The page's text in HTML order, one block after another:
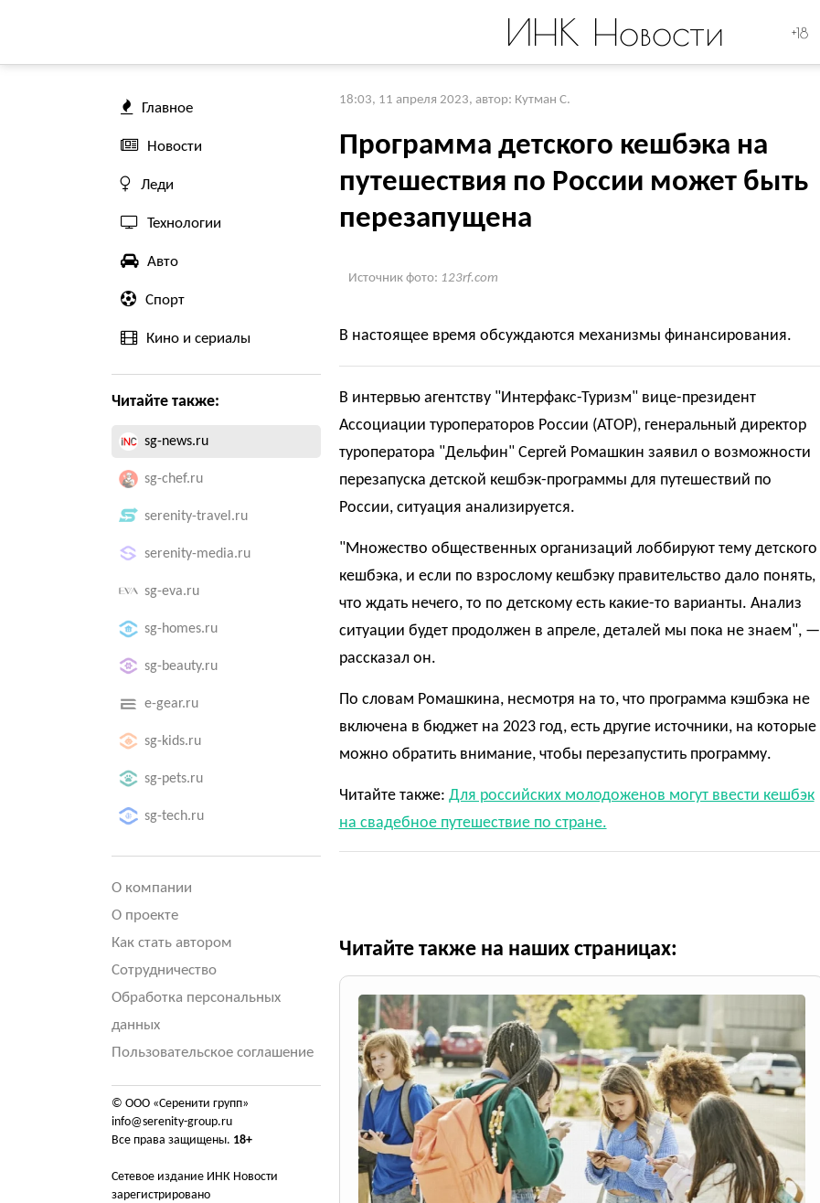
ИНК Новости +18
Главное
Новости
Леди
Технологии
Авто
Спорт
Кино и сериалы
Читайте также:
sg-news.ru
sg-chef.ru
serenity-travel.ru
serenity-media.ru
sg-eva.ru
sg-homes.ru
sg-beauty.ru
e-gear.ru
sg-kids.ru
sg-pets.ru
sg-tech.ru
О компании
О проекте
Как стать автором
Сотрудничество
Обработка персональных
данных
Пользовательское соглашение
© ООО «Серенити групп»
info@serenity-group.ru
Все права защищены. 18+
Сетевое издание ИНК Новости
зарегистрировано
18:03, 11 апреля 2023, автор: Кутман С.
Программа детского кешбэка на
путешествия по России может быть
перезапущена
Источник фото: 123rf.com
В настоящее время обсуждаются механизмы финансирования.
В интервью агентству "Интерфакс-Туризм" вице-президент
Ассоциации туроператоров России (АТОР), генеральный директор
туроператора "Дельфин" Сергей Ромашкин заявил о возможности
перезапуска детской кешбэк-программы для путешествий по
России, ситуация анализируется.
"Множество общественных организаций лоббируют тему детского
кешбэка, и если по взрослому кешбэку правительство дало понять,
что ждать нечего, то по детскому есть какие-то варианты. Анализ
ситуации будет продолжен в апреле, деталей мы пока не знаем", —
рассказал он.
По словам Ромашкина, несмотря на то, что программа кэшбэка не
включена в бюджет на 2023 год, есть другие источники, на которые
можно обратить внимание, чтобы перезапустить программу.
Читайте также: Для российских молодоженов могут ввести кешбэк
на свадебное путешествие по стране.
Читайте также на наших страницах: